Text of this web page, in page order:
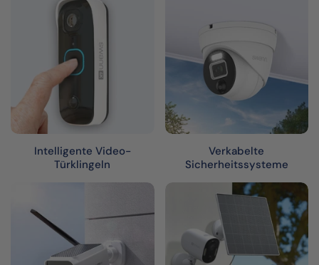
Intelligente Video-
Türklingeln
Verkabelte
Sicherheitssysteme